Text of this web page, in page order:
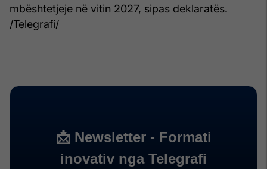
mbështetjeje në vitin 2027, sipas deklaratës.
/Telegrafi/